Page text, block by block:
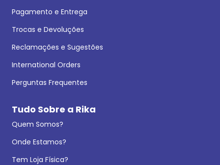
Pagamento e Entrega
Trocas e Devoluções
Reclamações e Sugestões
International Orders
Perguntas Frequentes
Tudo Sobre a Rika
Quem Somos?
Onde Estamos?
Tem Loja Física?